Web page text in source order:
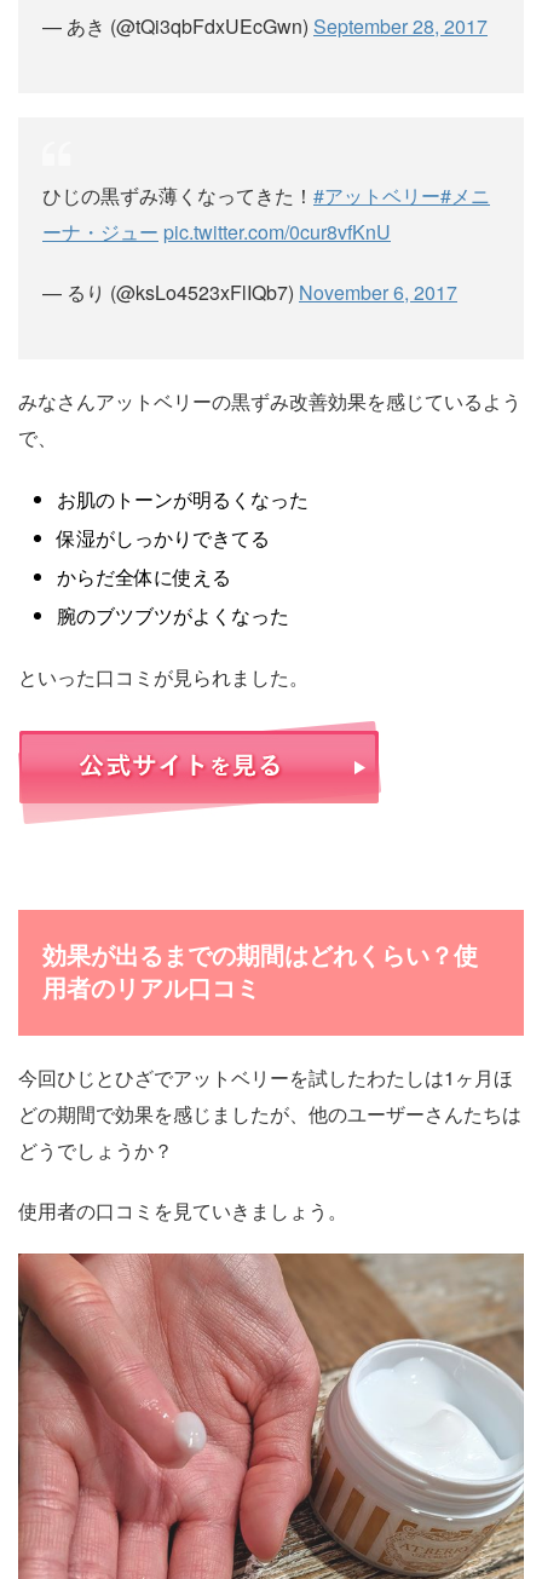
— あき (@tQi3qbFdxUEcGwn) September 28, 2017
ひじの黒ずみ薄くなってきた！ #アットベリー#メニ
ーナ・ジュー pic.twitter.com/0cur8vfKnU
— るり (@ksLo4523xFlIQb7) November 6, 2017
みなさんアットベリーの黒ずみ改善効果を感じているよう
で、
お肌のトーンが明るくなった
保湿がしっかりできてる
からだ全体に使える
腕のブツブツがよくなった
といった口コミが見られました。
効果が出るまでの期間はどれくらい？使
用者のリアル口コミ
今回ひじとひざでアットベリーを試したわたしは1ヶ月ほ
どの期間で効果を感じましたが、他のユーザーさんたちは
どうでしょうか？
使用者の口コミを見ていきましょう。